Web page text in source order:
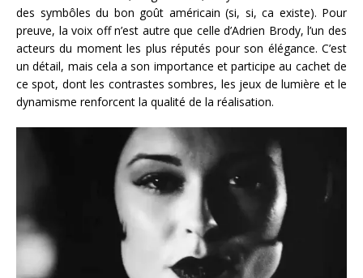
des symbôles du bon goût américain (si, si, ca existe). Pour
preuve, la voix off n’est autre que celle d’Adrien Brody, l’un des
acteurs du moment les plus réputés pour son élégance. C’est
un détail, mais cela a son importance et participe au cachet de
ce spot, dont les contrastes sombres, les jeux de lumière et le
dynamisme renforcent la qualité de la réalisation.